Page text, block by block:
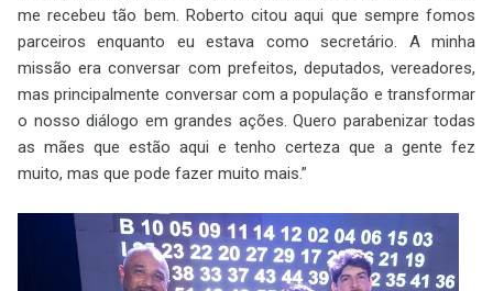
me recebeu tão bem. Roberto citou aqui que sempre fomos
parceiros enquanto eu estava como secretário. A minha
missão era conversar com prefeitos, deputados, vereadores,
mas principalmente conversar com a população e transformar
o nosso diálogo em grandes ações. Quero parabenizar todas
as mães que estão aqui e tenho certeza que a gente fez
muito, mas que pode fazer muito mais.”